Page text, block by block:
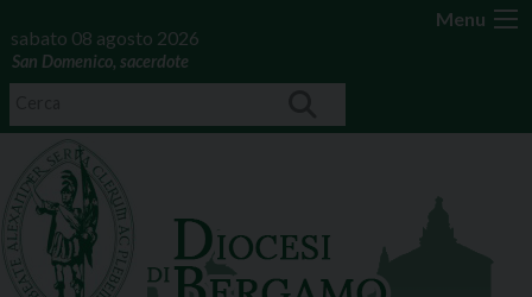
Menu
sabato 08 agosto 2026
San Domenico, sacerdote